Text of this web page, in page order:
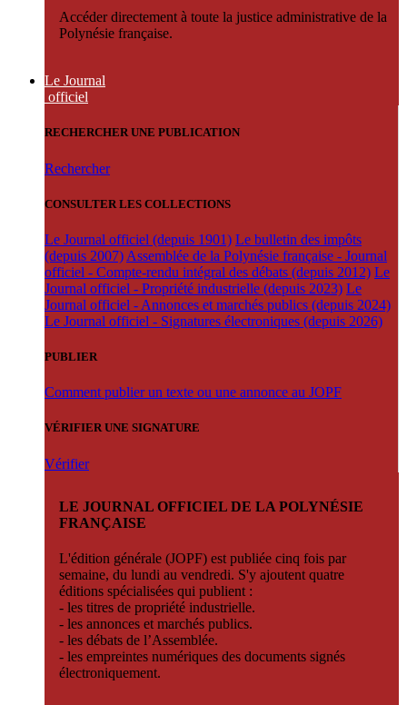
Accéder directement à toute la justice administrative de la
Polynésie française.
Le Journal
officiel
RECHERCHER UNE PUBLICATION
Rechercher
CONSULTER LES COLLECTIONS
Le Journal officiel (depuis 1901) Le bulletin des impôts
(depuis 2007) Assemblée de la Polynésie française - Journal
officiel - Compte-rendu intégral des débats (depuis 2012) Le
Journal officiel - Propriété industrielle (depuis 2023) Le
Journal officiel - Annonces et marchés publics (depuis 2024)
Le Journal officiel - Signatures électroniques (depuis 2026)
PUBLIER
Comment publier un texte ou une annonce au JOPF
VÉRIFIER UNE SIGNATURE
Vérifier
LE JOURNAL OFFICIEL DE LA POLYNÉSIE
FRANÇAISE
L'édition générale (JOPF) est publiée cinq fois par
semaine, du lundi au vendredi. S'y ajoutent quatre
éditions spécialisées qui publient :
- les titres de propriété industrielle.
- les annonces et marchés publics.
- les débats de l’Assemblée.
- les empreintes numériques des documents signés
électroniquement.